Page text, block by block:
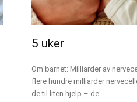
5 uker
Om barnet: Milliarder av
flere hundre milliarder
de til liten hjelp – de...